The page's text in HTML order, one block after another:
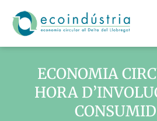
ECONOMIA
HORA